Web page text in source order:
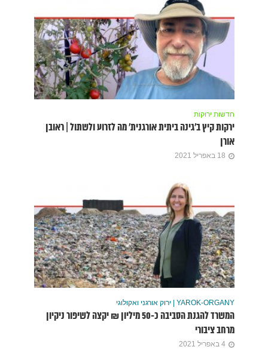
חדשות ירוקות
ירקות קיץ ב’גינה ביתית אורגנית’ מה לזרוע ולשתול | ראובן
אורן
18 באפריל 2021
YAROK-ORGANY | ירוק אורגני ואקולוגי
המשרד להגנת הסביבה כ-50 מיליון ₪ יקצה לשיפור ניקיון
מרחב ציבורי
4 באפריל 2021